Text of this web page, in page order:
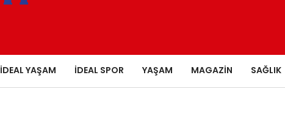
İDEAL YAŞAM İDEAL SPOR YAŞAM MAGAZIN SAĞLIK